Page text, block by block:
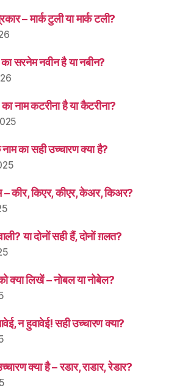
– मार्क टुली या मार्क टली?
सरनेम नवीन है या नबीन?
नाम कटरीना है या कैटरीना?
का सही उच्चारण क्या है?
– कीर, किएर, कीएर, केअर, किअर?
या दोनों सही हैं, दोनों ग़लत?
क्या लिखें – नोबल या नोबेल?
न हुवावेई! सही उच्चारण क्या?
क्या है – रडार, राडार, रेडार?